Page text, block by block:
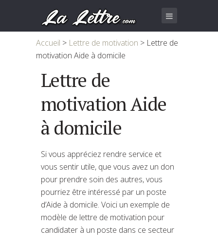
Accueil > Lettre de motivation > Lettre de
motivation Aide à domicile
Lettre de
motivation Aide
à domicile
Si vous appréciez rendre service et
vous sentir utile, que vous avez un don
pour prendre soin des autres, vous
pourriez être intéressé par un poste
d’Aide à domicile. Voici un exemple de
modèle de lettre de motivation pour
candidater à un poste dans ce secteur